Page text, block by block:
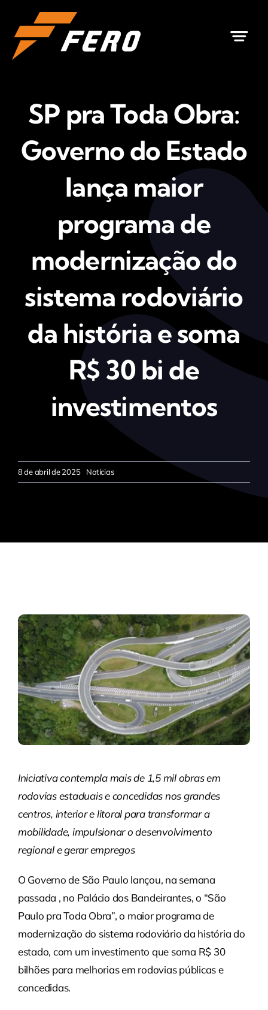
para
conteúdo
SP pra Toda Obra:
Governo do Estado
lança maior
programa de
modernização do
sistema rodoviário
da história e soma
R$ 30 bi de
investimentos
8 de abril de 2025 Notícias
Iniciativa contempla mais de 1,5 mil obras em
rodovias estaduais e concedidas nos grandes
centros, interior e litoral para transformar a
mobilidade, impulsionar o desenvolvimento
regional e gerar empregos
O Governo de São Paulo lançou, na semana
passada , no Palácio dos Bandeirantes, o “São
Paulo pra Toda Obra”, o maior programa de
modernização do sistema rodoviário da história do
estado, com um investimento que soma R$ 30
bilhões para melhorias em rodovias públicas e
concedidas.